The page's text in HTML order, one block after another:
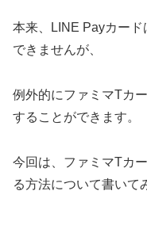
本来、LINE Payカー
できませんが、
例外的にファミマTカ
することができます。
今回は、ファミマTカ
る方法について書いて